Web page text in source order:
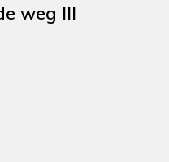
weg III